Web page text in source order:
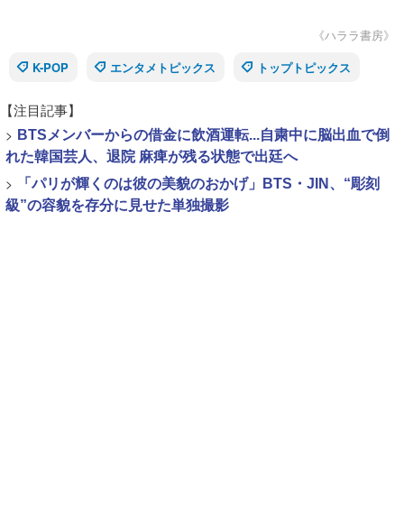
《ハララ書房》
K-POP
エンタメトピックス トップトピックス
【注目記事】
> BTSメンバーからの借金に飲酒運転...自粛中に脳出血で倒
れた韓国芸人、退院 麻痺が残る状態で出廷へ
>
「パリが輝くのは彼の美貌のおかげ」BTS・JIN、“彫刻
級”の容貌を存分に見せた単独撮影